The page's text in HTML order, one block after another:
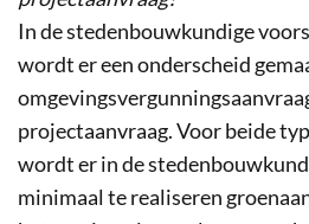
In de stedenbouwkundige
wordt er een onderscheid
projectaanvraag. Voor beide
wordt er in de
minimaal te realiseren